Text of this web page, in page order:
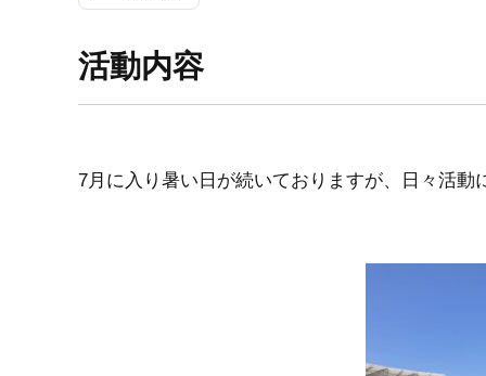
活動内容
7月に入り暑い日が続いておりますが、日々活動